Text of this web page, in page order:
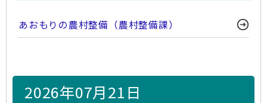
あおもりの農村整備（農村整備課）
2026年07月21日